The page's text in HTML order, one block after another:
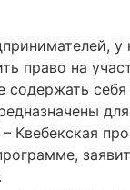
право на